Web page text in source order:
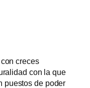
creces
con la que
puestos de poder